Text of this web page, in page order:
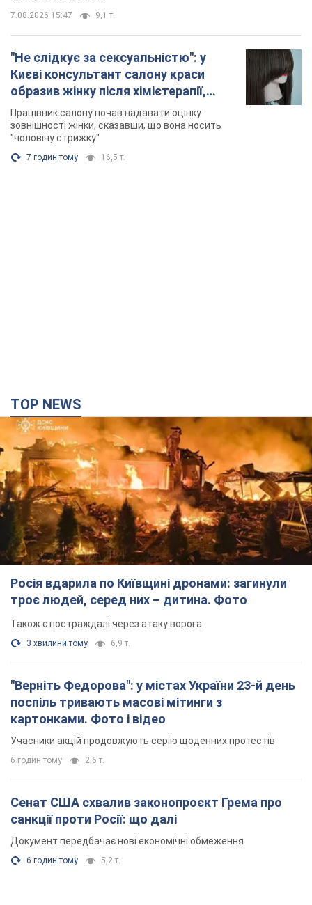
7.08.2026 15:47 9,1 т.
"Не слідкує за сексуальністю": у
Києві консультант салону краси
образив жінку після хімієтерапії,
розгорівся скандал. Фото
Працівник салону почав надавати оцінку
зовнішності жінки, сказавши, що вона носить
"чоловічу стрижку"
7 годин тому 16,5 т.
TOP NEWS
Росія вдарила по Київщині дронами: загинули
троє людей, серед них – дитина. Фото
Також є постраждалі через атаку ворога
3 хвилини тому 6,9 т.
"Верніть Федорова": у містах України 23-й день
поспіль тривають масові мітинги з
картонками. Фото і відео
Учасники акцій продовжують серію щоденних протестів
6 годин тому 2,6 т.
Сенат США схвалив законопроєкт Грема про
санкції проти Росії: що далі
Документ передбачає нові економічні обмеження
6 годин тому 5,2 т.